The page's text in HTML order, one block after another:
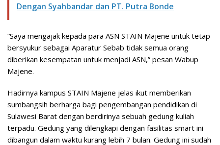
Dengan Syahbandar dan PT. Putra Bonde
“Saya mengajak kepada para ASN STAIN Majene untuk tetap
bersyukur sebagai Aparatur Sebab tidak semua orang
diberikan kesempatan untuk menjadi ASN,” pesan Wabup
Majene.
Hadirnya kampus STAIN Majene jelas ikut memberikan
sumbangsih berharga bagi pengembangan pendidikan di
Sulawesi Barat dengan berdirinya sebuah gedung kuliah
terpadu. Gedung yang dilengkapi dengan fasilitas smart ini
dibangun dalam waktu kurang lebih 7 bulan. Gedung ini sudah